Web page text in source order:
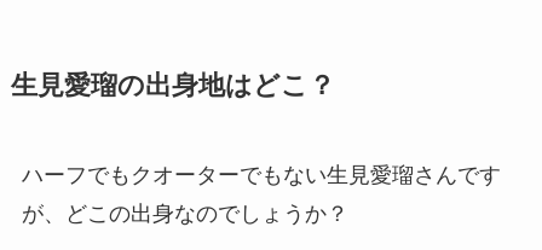
生見愛瑠の出身地はどこ？
ハーフでもクオーターでもない生見愛瑠さんです
が、どこの出身なのでしょうか？